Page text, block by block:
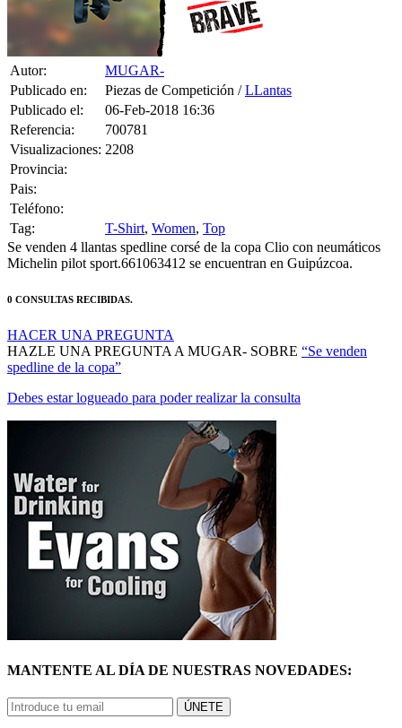
Autor:
MUGAR-
Publicado en:
Piezas de Competición /LLantas
Publicado el:
06-Feb-2018 16:36
Referencia:
700781
Visualizaciones: 2208
Provincia:
Pais:
Teléfono:
Tag:
T-Shirt, Women, Top
Se venden 4 llantas spedline corsé de la copa Clio con neumáticos
Michelin pilot sport.661063412 se encuentran en Guipúzcoa.
0 CONSULTAS RECIBIDAS.
HACER UNA PREGUNTA
HAZLE UNA PREGUNTA A MUGAR- SOBRE “Se venden
spedline de la copa”
Debes estar logueado para poder realizar la consulta
MANTENTE AL DÍA DE NUESTRAS NOVEDADES:
ÚNETE